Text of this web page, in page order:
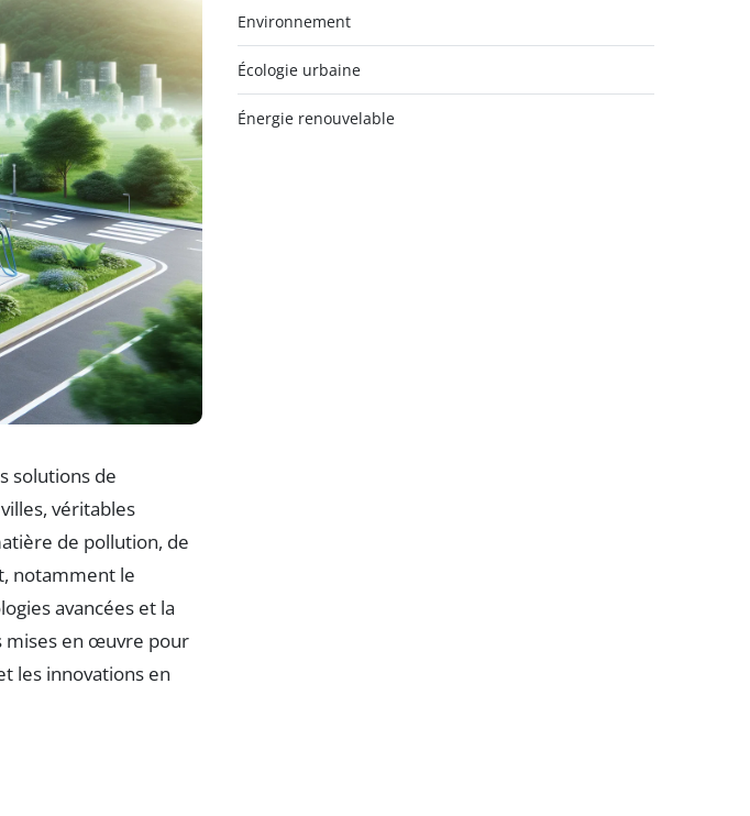
solutions de
véritables
de pollution, de
notamment le
avancées et la
mises en œuvre pour
les innovations en
Environnement
Écologie urbaine
Énergie renouvelable